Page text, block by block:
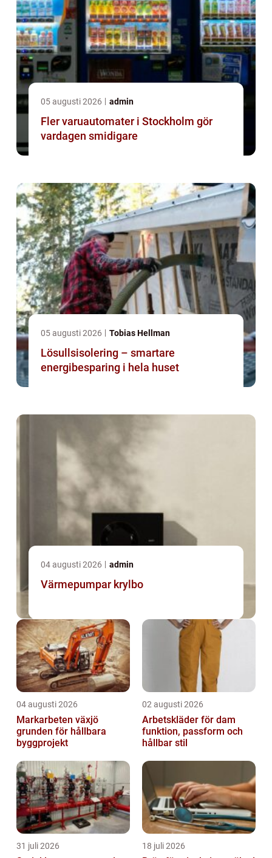
05 augusti 2026 admin
Fler varuautomater i Stockholm gör
vardagen smidigare
05 augusti 2026 Tobias Hellman
Lösullsisolering – smartare
energibesparing i hela huset
04 augusti 2026 admin
Värmepumpar krylbo
04 augusti 2026
Markarbeten växjö
grunden för hållbara
byggprojekt
02 augusti 2026
Arbetskläder för dam
funktion, passform och
hållbar stil
31 juli 2026 18 juli 2026